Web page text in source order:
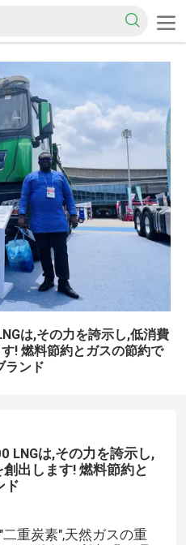
は,その力を誇示し,低消費
! 燃料節約とガスの節約で
ランド
LNGは,その力を誇示し,
出します! 燃料節約と
ド
重炭素",天然ガスの重